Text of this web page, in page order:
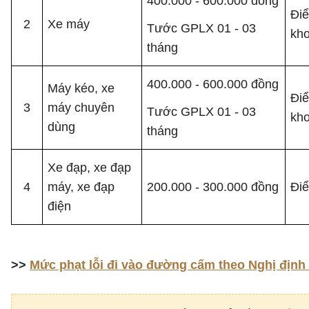
2 Xe máy
Tước GPLX 01 - 03
tháng
3
Máy kéo, xe
máy chuyên
dùng
400.000 - 600.000 đồng
Tước GPLX 01 - 03
tháng
4
Xe đạp, xe đạp
máy, xe đạp
điện
200.000 - 300.000 đồng
>> Mức phạt lỗi đi vào đường cấm theo Nghị định